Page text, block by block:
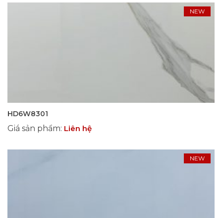
NEW
HD6W8301
Giá sản phẩm: Liên hệ
NEW